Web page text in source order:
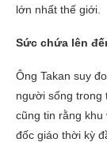
lớn nhất thế giới.
Sức chứa lên
Ông Takan suy
người sống trong
cũng tin rằng
đốc giáo thời kỳ